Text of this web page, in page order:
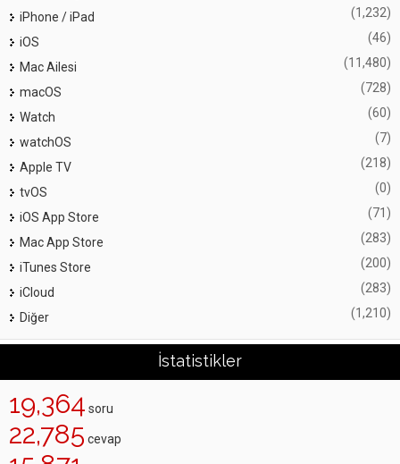
iPhone / iPad
(1,232)
iOS (46)
Mac Ailesi (11,480)
macOS (728)
Watch (60)
watchOS (7)
Apple TV (218)
tvOS (0)
iOS App Store (71)
Mac App Store (283)
iTunes Store (200)
iCloud (283)
Diğer (1,210)
İstatistikler
19,364 soru
22,785 cevap